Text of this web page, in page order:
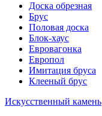
Доска обрезная
Брус
Половая доска
Блок-хаус
Евровагонка
Европол
Имитация бруса
Клееный брус
Искусственный камень